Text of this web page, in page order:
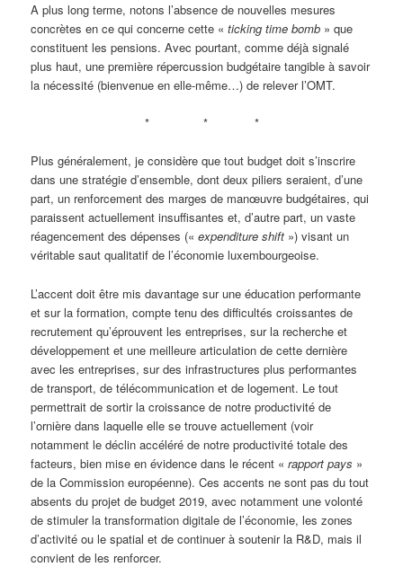
A plus long terme, notons l’absence de nouvelles mesures
concrètes en ce qui concerne cette « ticking time bomb » que
constituent les pensions. Avec pourtant, comme déjà signalé
plus haut, une première répercussion budgétaire tangible à savoir
la nécessité (bienvenue en elle-même…) de relever l’OMT.
* * *
Plus généralement, je considère que tout budget doit s’inscrire
dans une stratégie d’ensemble, dont deux piliers seraient, d’une
part, un renforcement des marges de manœuvre budgétaires, qui
paraissent actuellement insuffisantes et, d’autre part, un vaste
réagencement des dépenses («expenditure shift ») visant un
véritable saut qualitatif de l’économie luxembourgeoise.
L’accent doit être mis davantage sur une éducation performante
et sur la formation, compte tenu des difficultés croissantes de
recrutement qu’éprouvent les entreprises, sur la recherche et
développement et une meilleure articulation de cette dernière
avec les entreprises, sur des infrastructures plus performantes
de transport, de télécommunication et de logement. Le tout
permettrait de sortir la croissance de notre productivité de
l’ornière dans laquelle elle se trouve actuellement (voir
notamment le déclin accéléré de notre productivité totale des
facteurs, bien mise en évidence dans le récent «rapport pays »
de la Commission européenne). Ces accents ne sont pas du tout
absents du projet de budget 2019, avec notamment une volonté
de stimuler la transformation digitale de l’économie, les zones
d’activité ou le spatial et de continuer à soutenir la R&D, mais il
convient de les renforcer.